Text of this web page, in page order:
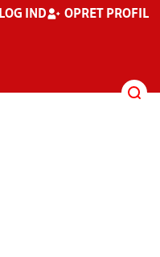
LOG IND OPRET PROFIL